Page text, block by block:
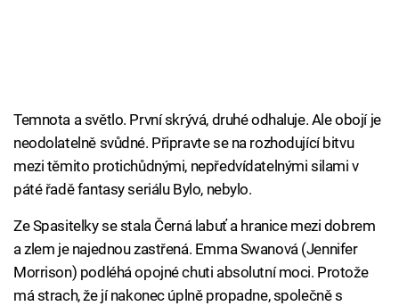
Temnota a světlo. První skrývá, druhé odhaluje. Ale obojí je
neodolatelně svůdné. Připravte se na rozhodující bitvu
mezi těmito protichůdnými, nepředvídatelnými silami v
páté řadě fantasy seriálu Bylo, nebylo.
Ze Spasitelky se stala Černá labuť a hranice mezi dobrem
a zlem je najednou zastřená. Emma Swanová (Jennifer
Morrison) podléhá opojné chuti absolutní moci. Protože
má strach, že jí nakonec úplně propadne, společně s